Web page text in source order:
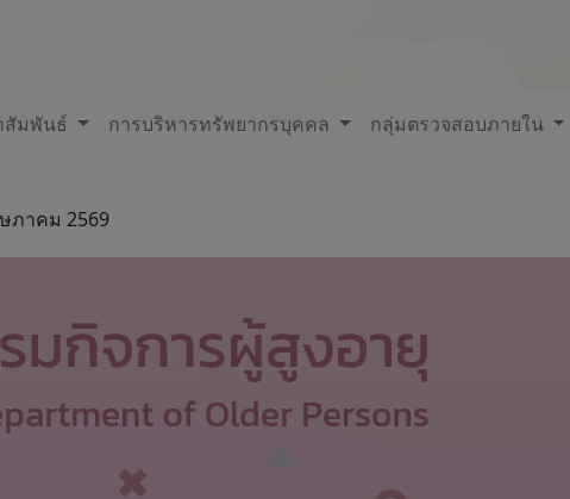
สัมพันธ์ การบริหารทรัพยากรบุคคล กลุ่มตรวจสอบภายใน
ภาคม 2569